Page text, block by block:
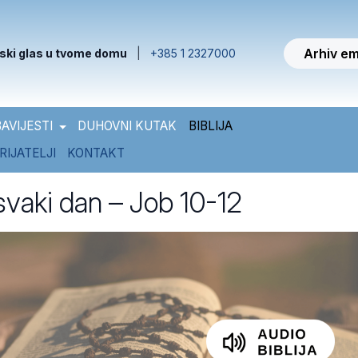
glas u tvome domu +385 1 2327000 Arhiv
DUHOVNI KUTAK
BIBLIJA
KONTAKT
dan – Job 10-12